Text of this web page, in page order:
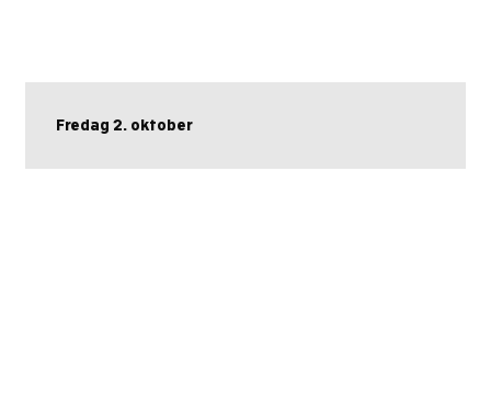
Fredag 2. oktober